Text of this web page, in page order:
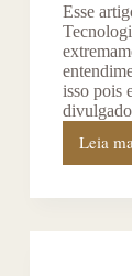
Esse
isso pois
Leia